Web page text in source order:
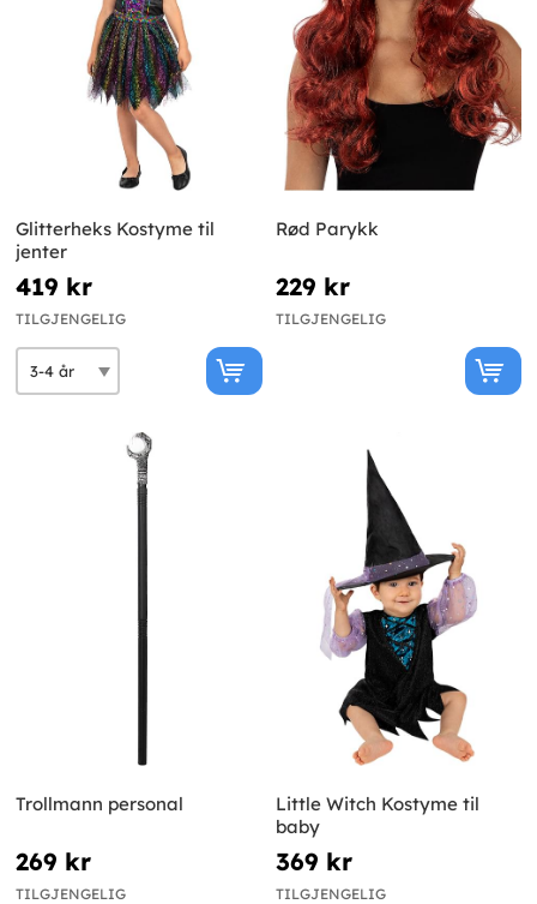
Glitterheks Kostyme til
jenter
419 kr
TILGJENGELIG
Rød Parykk
229 kr
TILGJENGELIG
Trollmann personal
269 kr
TILGJENGELIG
Little Witch Kostyme til
baby
369 kr
TILGJENGELIG